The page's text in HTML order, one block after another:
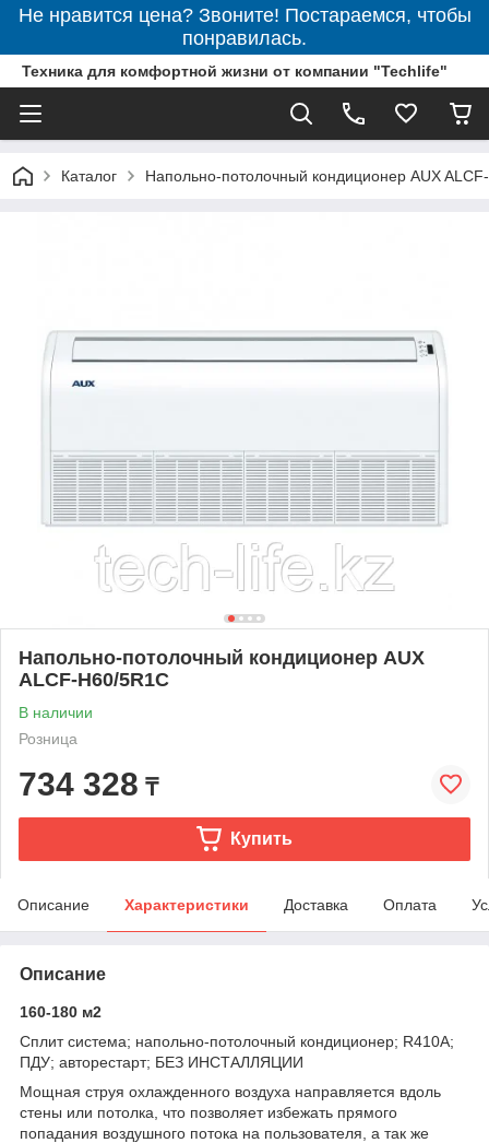
Не нравится цена? Звоните! Постараемся, чтобы
понравилась.
Техника для комфортной жизни от компании "Techlife"
Каталог Напольно-потолочный кондиционер AUX
Напольно-потолочный кондиционер AUX
ALCF-H60/5R1C
В наличии
Розница
734 328 ₸
Купить
Описание Характеристики Доставка Оплата
Описание
160-180 м2
Сплит система; напольно-потолочный кондиционер; R410А;
ПДУ; авторестарт; БЕЗ ИНСТАЛЛЯЦИИ
Мощная струя охлажденного воздуха направляется вдоль
стены или потолка, что позволяет избежать прямого
попадания воздушного потока на пользователя, а так же